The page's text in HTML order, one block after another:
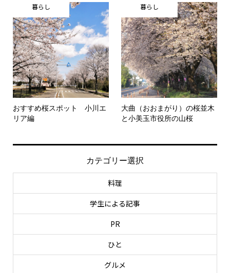
暮らし
おすすめ桜スポット 小川エ
リア編
暮らし
大曲（おおまがり）の桜並木
と小美玉市役所の山桜
カテゴリー選択
料理
学生による記事
PR
ひと
グルメ